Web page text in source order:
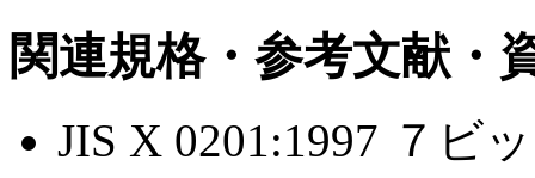
関連規格・参考文献・
JIS X 0201:1997 ７ビ